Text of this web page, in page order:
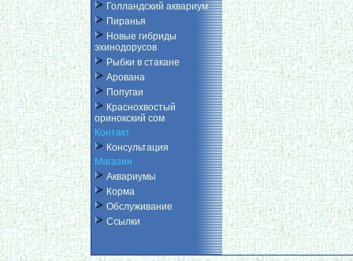
Голландский аквариум
Пиранья
Новые гибриды
эхинодорусов
Рыбки в стакане
Арована
Попугаи
Краснохвостый
оринокский сом
Контакт
Консультация
Магазин
Аквариумы
Корма
Обслуживание
Ссылки